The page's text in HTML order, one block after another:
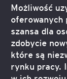
Możliwość
oferowanych
szansa dla
zdobycie
które są
rynku pracy.